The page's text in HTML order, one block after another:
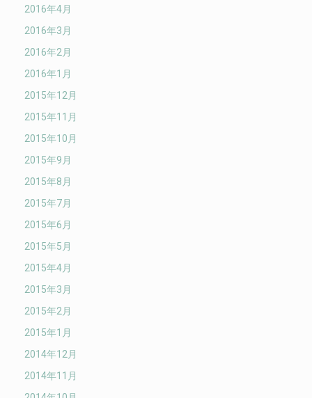
2016年4月
2016年3月
2016年2月
2016年1月
2015年12月
2015年11月
2015年10月
2015年9月
2015年8月
2015年7月
2015年6月
2015年5月
2015年4月
2015年3月
2015年2月
2015年1月
2014年12月
2014年11月